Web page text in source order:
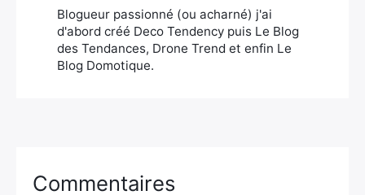
Blogueur passionné (ou acharné) j'ai
d'abord créé Deco Tendency puis Le Blog
des Tendances, Drone Trend et enfin Le
Blog Domotique.
Commentaires